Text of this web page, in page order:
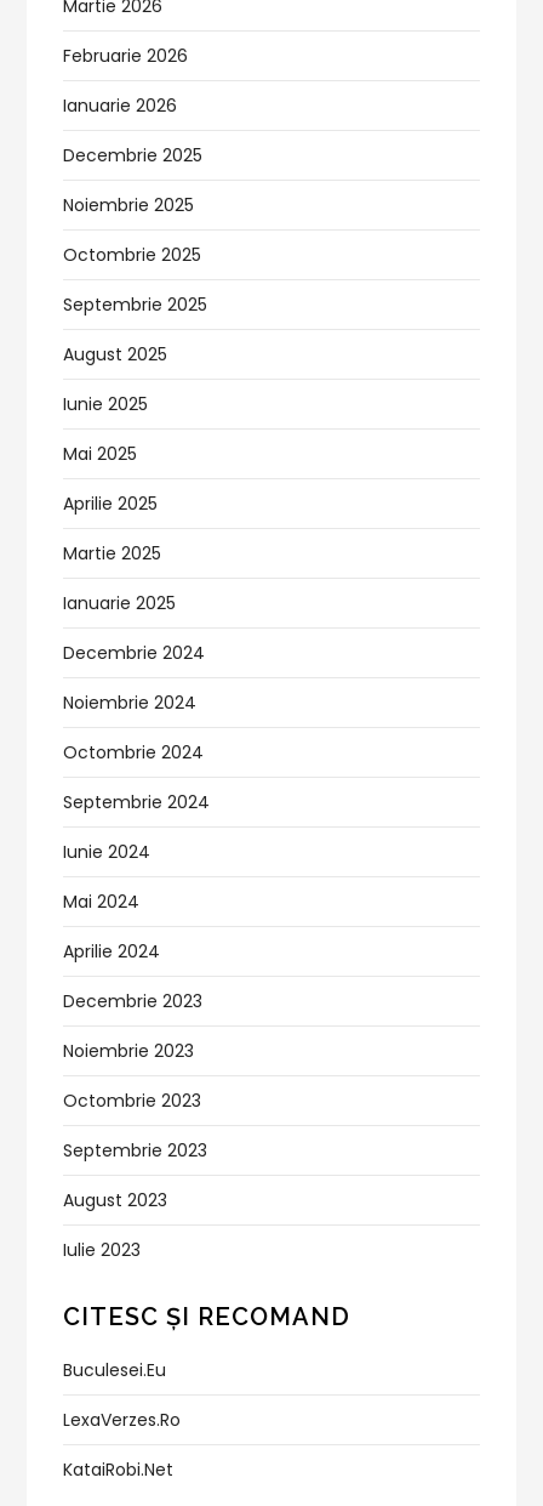
Martie 2026
Februarie 2026
Ianuarie 2026
Decembrie 2025
Noiembrie 2025
Octombrie 2025
Septembrie 2025
August 2025
Iunie 2025
Mai 2025
Aprilie 2025
Martie 2025
Ianuarie 2025
Decembrie 2024
Noiembrie 2024
Octombrie 2024
Septembrie 2024
Iunie 2024
Mai 2024
Aprilie 2024
Decembrie 2023
Noiembrie 2023
Octombrie 2023
Septembrie 2023
August 2023
Iulie 2023
CITESC ȘI RECOMAND
Buculesei.eu
LexaVerzes.ro
KataiRobi.net